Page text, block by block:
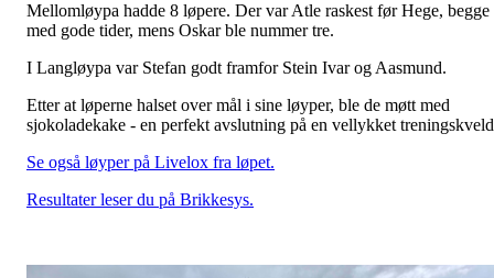
Mellomløypa hadde 8 løpere. Der var Atle raskest før Hege, begge
med gode tider, mens Oskar ble nummer tre.
I Langløypa var Stefan godt framfor Stein Ivar og Aasmund.
Etter at løperne halset over mål i sine løyper, ble de møtt med
sjokoladekake - en perfekt avslutning på en vellykket
Se også løyper på Livelox fra løpet.
Resultater leser du på Brikkesys.